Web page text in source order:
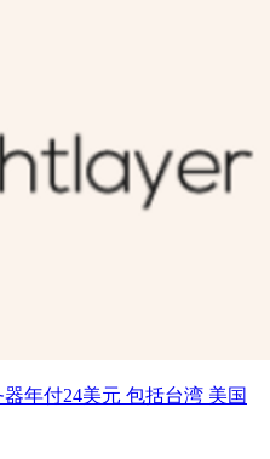
年付24美元 包括台湾 美国